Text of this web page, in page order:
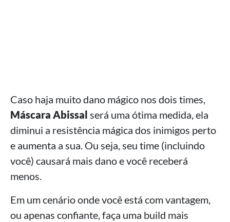
Caso haja muito dano mágico nos dois times,
Máscara Abissal será uma ótima medida, ela
diminui a resistência mágica dos inimigos perto
e aumenta a sua. Ou seja, seu time (incluindo
você) causará mais dano e você receberá
menos.
Em um cenário onde você está com vantagem,
ou apenas confiante, faça uma build mais